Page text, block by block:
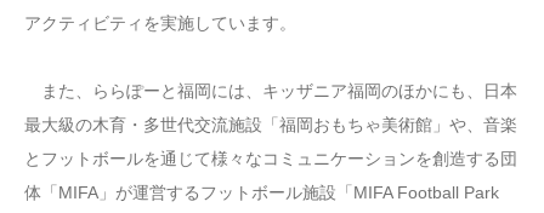
アクティビティを実施しています。
また、ららぽーと福岡には、キッザニア福岡のほかにも、日本
最大級の木育・多世代交流施設「福岡おもちゃ美術館」や、音楽
とフットボールを通じて様々なコミュニケーションを創造する団
体「MIFA」が運営するフットボール施設「MIFA Football Park